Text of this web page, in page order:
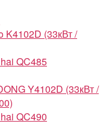
K4102D (33кВт /
QC485
Y4102D (33кВт /
QC490